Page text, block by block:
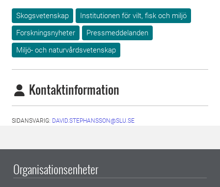
Skogsvetenskap
Institutionen för vilt, fisk och miljö
Forskningsnyheter
Pressmeddelanden
Miljö- och naturvårdsvetenskap
Kontaktinformation
SIDANSVARIG: DAVID.STEPHANSSON@SLU.SE
Organisationsenheter